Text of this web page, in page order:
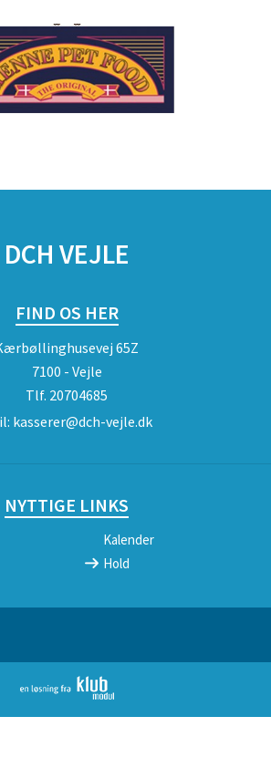
DCH VEJLE
FIND OS HER
65Z
7100 - Vejle
Tlf. 20704685
kasserer@dch-vejle.dk
NYTTIGE LINKS
Kalender
Hold